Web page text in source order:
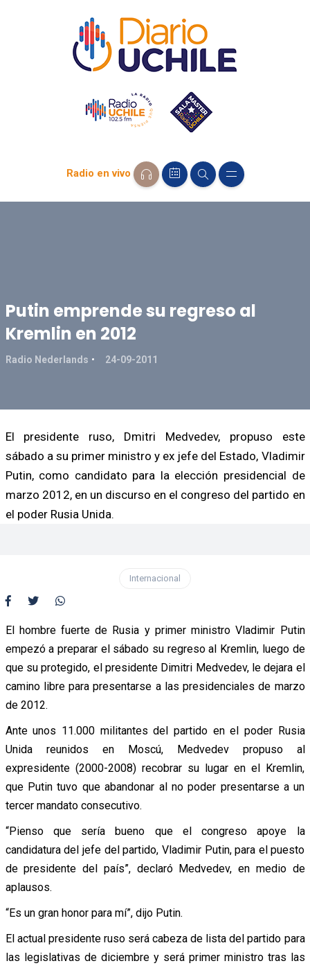
Radio en vivo
Putin emprende su regreso al
Kremlin en 2012
Radio Nederlands 24-09-2011
El presidente ruso, Dmitri Medvedev, propuso este
sábado a su primer ministro y ex jefe del Estado, Vladimir
Putin, como candidato para la elección presidencial de
marzo 2012, en un discurso en el congreso del partido en
el poder Rusia Unida.
Internacional
El hombre fuerte de Rusia y primer ministro Vladimir Putin
empezó a preparar el sábado su regreso al Kremlin, luego de
que su protegido, el presidente Dimitri Medvedev, le dejara el
camino libre para presentarse a las presidenciales de marzo
de 2012.
Ante unos 11.000 militantes del partido en el poder Rusia
Unida reunidos en Moscú, Medvedev propuso al
expresidente (2000-2008) recobrar su lugar en el Kremlin,
que Putin tuvo que abandonar al no poder presentarse a un
tercer mandato consecutivo.
“Pienso que sería bueno que el congreso apoye la
candidatura del jefe del partido, Vladimir Putin, para el puesto
de presidente del país”, declaró Medvedev, en medio de
aplausos.
“Es un gran honor para mí”, dijo Putin.
El actual presidente ruso será cabeza de lista del partido para
las legislativas de diciembre y será primer ministro tras las